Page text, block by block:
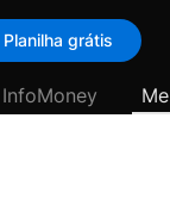
Planilha grátis